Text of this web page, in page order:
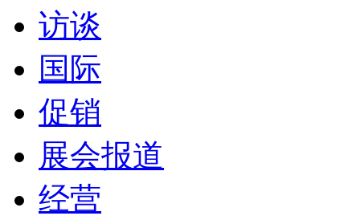
访谈
国际
促销
展会报道
经营